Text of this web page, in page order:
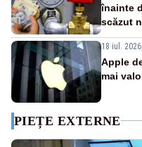
înainte
scăzut
18 iul.
Apple
mai
PIEȚE EXTERNE